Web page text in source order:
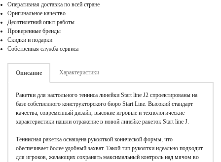
Оперативная доставка по всей стране
Оригинальное качество
Десятилетний опыт работы
Проверенные бренды
Скидки и подарки
Собственная служба сервиса
Описание Характеристики
Ракетки для настольного тенниса линейки Start line J2 спроектированы на
базе собственного конструкторского бюро Start Line. Высокий стандарт
качества, современный дизайн, высокие игровые и технологические
характеристики нашли отражение в новой линейке ракеток Start line J.
Теннисная ракетка оснащена рукояткой конической формы, что
обеспечивает более удобный захват. Такой тип рукоятки идеально подходит
для игроков, желающих сохранять максимальный контроль над мячом во